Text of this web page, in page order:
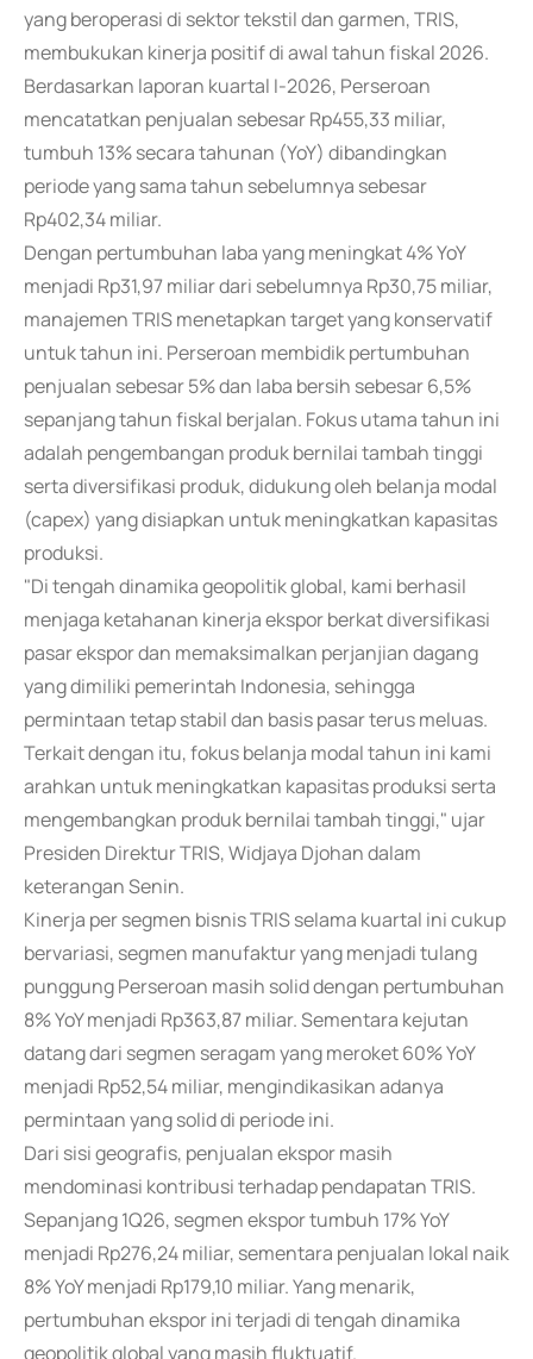
yang beroperasi di sektor tekstil dan garmen, TRIS,
membukukan kinerja positif di awal tahun fiskal 2026.
Berdasarkan laporan kuartal I-2026, Perseroan
mencatatkan penjualan sebesar Rp455,33 miliar,
tumbuh 13% secara tahunan (YoY) dibandingkan
periode yang sama tahun sebelumnya sebesar
Rp402,34 miliar.
Dengan pertumbuhan laba yang meningkat 4% YoY
menjadi Rp31,97 miliar dari sebelumnya Rp30,75 miliar,
manajemen TRIS menetapkan target yang konservatif
untuk tahun ini. Perseroan membidik pertumbuhan
penjualan sebesar 5% dan laba bersih sebesar 6,5%
sepanjang tahun fiskal berjalan. Fokus utama tahun ini
adalah pengembangan produk bernilai tambah tinggi
serta diversifikasi produk, didukung oleh belanja modal
(capex) yang disiapkan untuk meningkatkan kapasitas
produksi.
"Di tengah dinamika geopolitik global, kami berhasil
menjaga ketahanan kinerja ekspor berkat diversifikasi
pasar ekspor dan memaksimalkan perjanjian dagang
yang dimiliki pemerintah Indonesia, sehingga
permintaan tetap stabil dan basis pasar terus meluas.
Terkait dengan itu, fokus belanja modal tahun ini kami
arahkan untuk meningkatkan kapasitas produksi serta
mengembangkan produk bernilai tambah tinggi," ujar
Presiden Direktur TRIS, Widjaya Djohan dalam
keterangan Senin.
Kinerja per segmen bisnis TRIS selama kuartal ini cukup
bervariasi, segmen manufaktur yang menjadi tulang
punggung Perseroan masih solid dengan pertumbuhan
8% YoY menjadi Rp363,87 miliar. Sementara kejutan
datang dari segmen seragam yang meroket 60% YoY
menjadi Rp52,54 miliar, mengindikasikan adanya
permintaan yang solid di periode ini.
Dari sisi geografis, penjualan ekspor masih
mendominasi kontribusi terhadap pendapatan TRIS.
Sepanjang 1Q26, segmen ekspor tumbuh 17% YoY
menjadi Rp276,24 miliar, sementara penjualan lokal naik
8% YoY menjadi Rp179,10 miliar. Yang menarik,
pertumbuhan ekspor ini terjadi di tengah dinamika
geopolitik global yang masih fluktuatif.